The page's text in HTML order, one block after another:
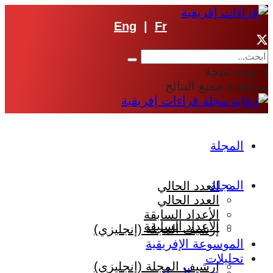
Eng Fr
لا توجد نتيجة
مشاهدة جميع النتائج
المجلة
العدد الحالي
الأعداد السابقة
إرشيف المجلة (إنجليزي)
المجلة
العدد الحالي
الأعداد السابقة
إرشيف المجلة (إنجليزي)
الموسوعة الإفريقية
تحليلات